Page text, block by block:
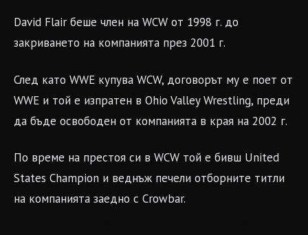
David Flair беше член на WCW от 1998 г. до
закриването на компанията през 2001 г.
След като WWE купува WCW, договорът му е поет от
WWE и той е изпратен в Ohio Valley Wrestling, преди
да бъде освободен от компанията в края на 2002 г.
По време на престоя си в WCW той е бивш United
States Champion и веднъж печели отборните титли
на компанията заедно с Crowbar.